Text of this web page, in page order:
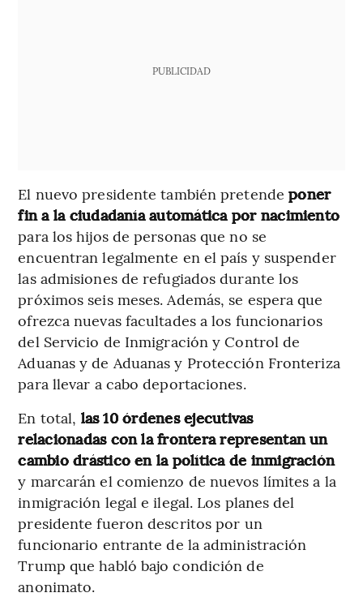
PUBLICIDAD
El nuevo presidente también pretende poner
fin a la ciudadanía automática por nacimiento
para los hijos de personas que no se
encuentran legalmente en el país y suspender
las admisiones de refugiados durante los
próximos seis meses. Además, se espera que
ofrezca nuevas facultades a los funcionarios
del Servicio de Inmigración y Control de
Aduanas y de Aduanas y Protección Fronteriza
para llevar a cabo deportaciones.
En total, las 10 órdenes ejecutivas
relacionadas con la frontera representan un
cambio drástico en la política de inmigración
y marcarán el comienzo de nuevos límites a la
inmigración legal e ilegal. Los planes del
presidente fueron descritos por un
funcionario entrante de la administración
Trump que habló bajo condición de
anonimato.